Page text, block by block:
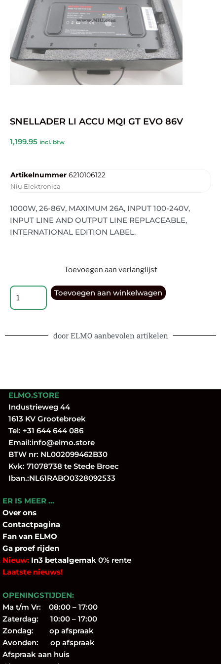
SNELLADER LI ACCU MQI GT EVO 86V
1,199.95 incl. btw
Artikelnummer 6210106122
Niu Elektronica
1000W, 26-86V, MAXIMUM 26A, INPUT 100-240V,
INPUT LINE AND OUTPUT LINE REPLACEABLE,
INTERNATIONAL EDITION LABEL.
Toevoegen aan verlanglijst
Toevoegen aan winkelwagen
door ELMO aanbevolen artikelen
ELMO.STORE
Industrieweg 44
1613 KV Grootebroek
Tel: +31 644 644 086
Email:info@elmo.store
BTW nr: NL002099462B30
Kvk: 71078738 te Stede Broec
Iban.:NL61RABO0328092533
ER IS MEER …
Over ons
Contactpagina
Fan van ELMO
Ga proef rijden
Nieuw: In3 betaalgemak 0% rente
Laatste nieuws!
OPENINGSTIJDEN:
Ma t/m Vr: 08:00 – 17:00
Zaterdag: 10:00 – 17:00
Zondag: op afspraak
Avonden: op afspraak
Afspraak aan huis